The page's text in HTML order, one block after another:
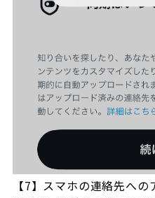
【7】スマホの連絡先へ